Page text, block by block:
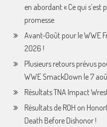
en abordant « Ce qui
promesse
Avant-Goût pour le WWE
2026 !
Plusieurs retours prévus
WWE SmackDown le 7
Résultats TNA Impact
Résultats de ROH on
Death Before Dishonor !